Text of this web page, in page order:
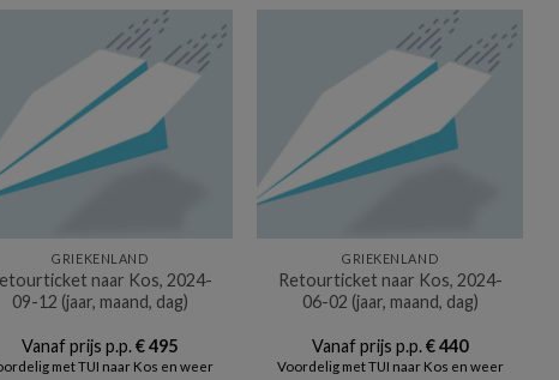
GRIEKENLAND
naar Kos, 2024-
09-12 (jaar, maand, dag)
Vanaf prijs p.p.€495
met TUI naar Kos en weer
GRIEKENLAND
Retourticket naar Kos, 2024-
06-02 (jaar, maand, dag)
Vanaf prijs p.p.€440
Voordelig met TUI naar Kos en weer